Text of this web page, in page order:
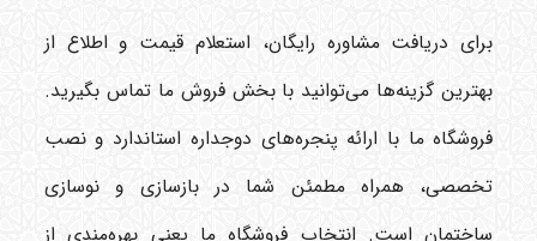
برای دریافت مشاوره رایگان، استعلام قیمت و اطلاع از
بهترین گزینه‌ها می‌توانید با بخش فروش ما تماس بگیرید.
فروشگاه ما با ارائه پنجره‌های دوجداره استاندارد و نصب
تخصصی، همراه مطمئن شما در بازسازی و نوسازی
ساختمان است. انتخاب فروشگاه ما یعنی بهره‌مندی از